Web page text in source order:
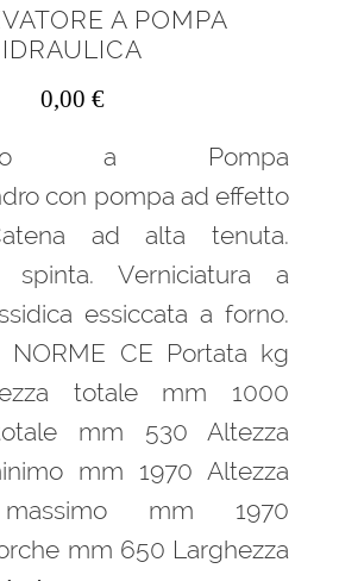
A POMPA
IDRAULICA
0,00 €
a Pompa
con pompa ad effetto
ad alta tenuta.
spinta. Verniciatura a
essiccata a forno.
NORME CE Portata kg
totale mm 1000
mm 530 Altezza
mm 1970 Altezza
mm 1970
mm 650 Larghezza